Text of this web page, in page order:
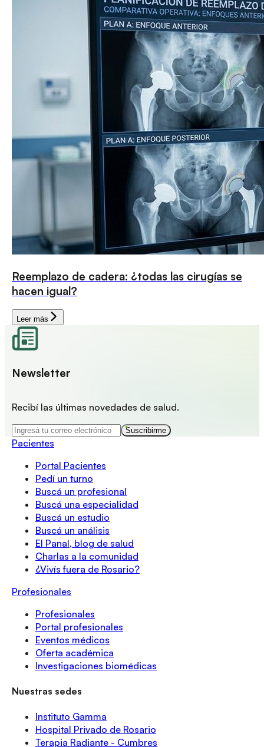
Reemplazo de cadera: ¿todas las cirugías se
hacen igual?
Leer más
Newsletter
Recibí las últimas novedades de salud.
Suscribirme
Pacientes
Portal Pacientes
Pedí un turno
Buscá un profesional
Buscá una especialidad
Buscá un estudio
Buscá un análisis
El Panal, blog de salud
Charlas a la comunidad
¿Vivís fuera de Rosario?
Profesionales
Profesionales
Portal profesionales
Eventos médicos
Oferta académica
Investigaciones biomédicas
Nuestras sedes
Instituto Gamma
Hospital Privado de Rosario
Terapia Radiante - Cumbres